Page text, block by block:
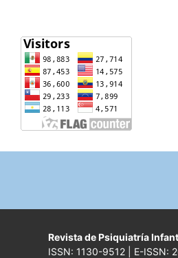
Revista de Psiquiatría
ISSN: 1130-9512 | E-ISSN: